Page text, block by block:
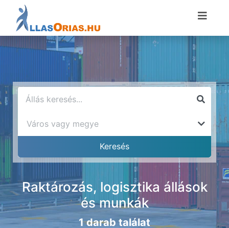
Raktározás, logisztika állások
és munkák
1 darab találat